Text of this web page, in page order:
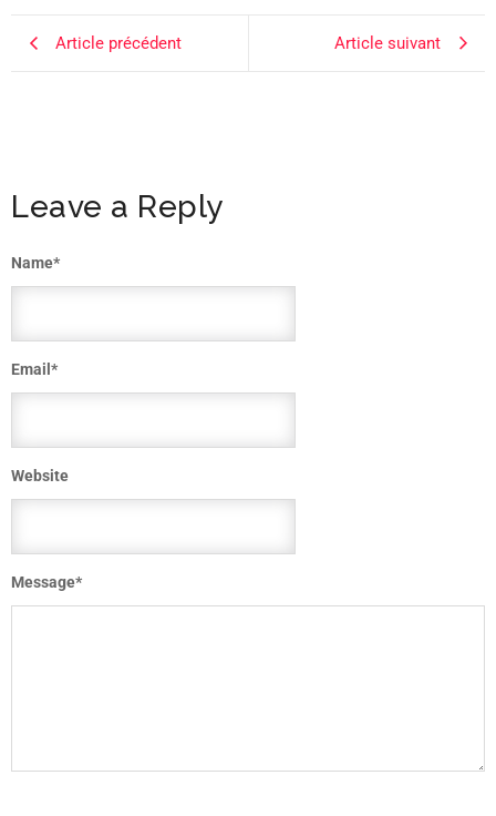
Article précédent Article suivant
Leave a Reply
Message*
Name*
Email*
Website